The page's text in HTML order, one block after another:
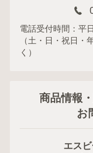
電話受付時間：平
（土・日・祝日・
く）
商品情報
お
エス